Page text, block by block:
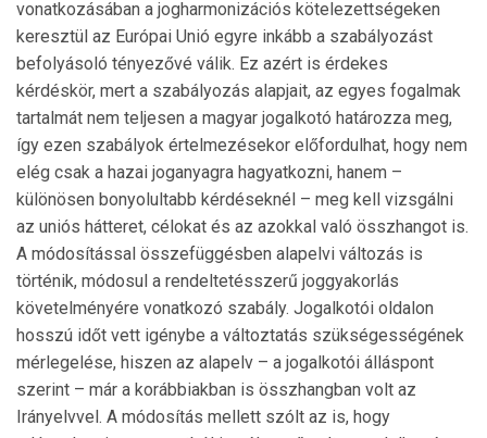
vonatkozá­sá­ban a jogharmonizációs kötelezettségeken
keresztül az Eu­rópai Unió egyre inkább a szabályozást
befolyásoló ténye­zővé válik. Ez azért is érdekes
kérdéskör, mert a szabályozás alapjait, az egyes fogalmak
tartalmát nem teljesen a magyar jogalkotó határozza meg,
így ezen szabályok értelme­zé­se­kor előfordulhat, hogy nem
elég csak a hazai joganyagra ha­gyatkozni, hanem –
különösen bonyolultabb kérdések­nél – meg kell vizsgálni
az uniós hátteret, célokat és az azokkal való összhangot is.
A módosítással összefüggésben alapelvi változás is
történik, módosul a rendeltetésszerű joggyakorlás
követelményére vonatkozó szabály. Jogalkotói oldalon
hosszú időt vett igénybe a változtatás szükséges­ségének
mérlegelése, hiszen az alapelv – a jogalkotói ál­lás­pont
szerint – már a korábbiakban is összhangban volt az
Irányelvvel. A módosítás mellett szólt az is, hogy